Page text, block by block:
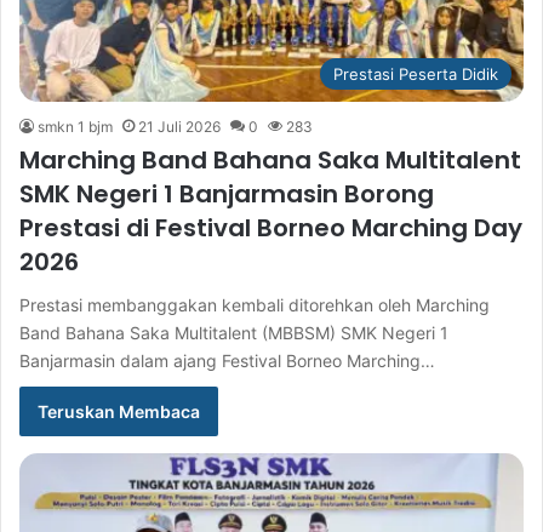
Prestasi Peserta Didik
smkn 1 bjm 21 Juli 2026 0 283
Marching Band Bahana Saka Multitalent
SMK Negeri 1 Banjarmasin Borong
Prestasi di Festival Borneo Marching Day
2026
Prestasi membanggakan kembali ditorehkan oleh Marching
Band Bahana Saka Multitalent (MBBSM) SMK Negeri 1
Banjarmasin dalam ajang Festival Borneo Marching…
Teruskan Membaca